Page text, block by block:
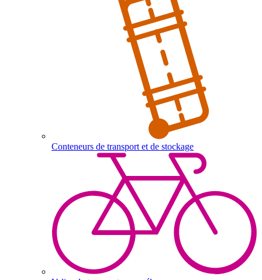
Conteneurs de transport et de stockage